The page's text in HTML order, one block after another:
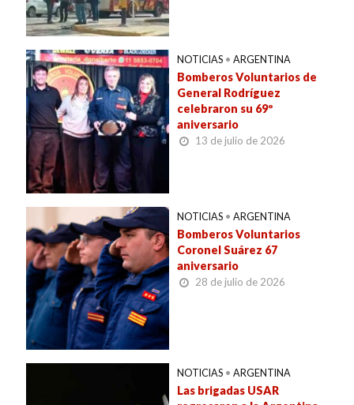
NOTICIAS • ARGENTINA
Bomberos Voluntarios de
General Rodríguez
celebraron su 69º
aniversario
13 de julio de 2026
NOTICIAS • ARGENTINA
Bomberos Voluntarios
Coronel Suárez 67
aniversario
28 de julio de 2026
NOTICIAS • ARGENTINA
Las brigadas USAR